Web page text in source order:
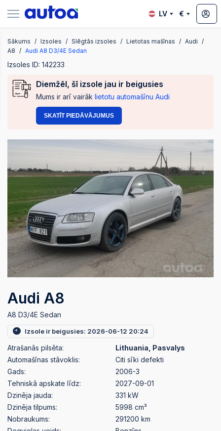
LV €
Sākums Izsoles Slēgtās izsoles Lietotas mašīnas
Audi
A8
Audi A8 D3/4E Sedan
Izsoles ID: 142233
Diemžēl, šī izsole jau ir beigusies
Mums ir arī vairāk lietotu automašīnu Audi
SKATĪT PIEDĀVĀJUMUS
Audi A8
A8 D3/4E Sedan
Izsole ir beigusies: 2026-06-12 20:24
Atrašanās pilsēta:
Lithuania, Pasvalys
Automašīnas stāvoklis:
Citi sīki defekti
Gads:
2006-3
Tehniskā apskate līdz:
2027-09-01
Dzinēja jauda:
331 kW
Dzinēja tilpums:
5998 cm³
Nobraukums:
291200 km